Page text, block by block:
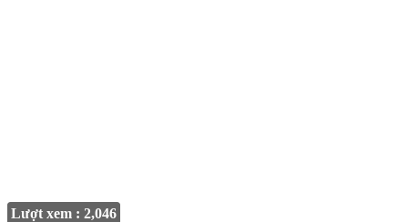
Lượt xem : 2,046